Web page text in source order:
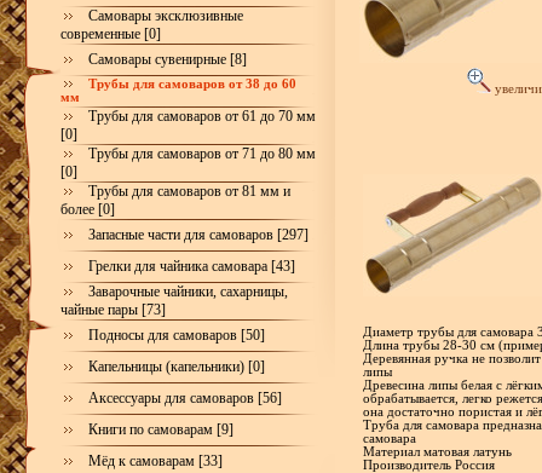
Самовары эксклюзивные
современные [0]
Самовары сувенирные [8]
Трубы для самоваров от 38 до 60
мм
Трубы для самоваров от 61 до 70 мм
[0]
Трубы для самоваров от 71 до 80 мм
[0]
Трубы для самоваров от 81 мм и
более [0]
Запасные части для самоваров [297]
Грелки для чайника самовара [43]
Заварочные чайники, сахарницы,
чайные пары [73]
Подносы для самоваров [50]
Капельницы (капельники) [0]
Аксессуары для самоваров [56]
Книги по самоварам [9]
Мёд к самоварам [33]
Диаметр трубы для самовара
Длина трубы 28-30 см
Деревянная ручка не
липы
Древесина липы белая с
обрабатывается, легко
она достаточно пористая и
Труба для самовара
самовара
Материал матовая латунь
Производитель Россия